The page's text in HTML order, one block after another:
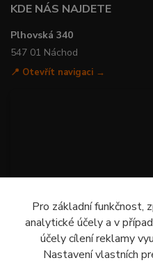
KDE NÁS NAJDETE
Plhovská 340
547 01 Náchod
📍 Otevřít navigaci →
Pro základní funkčnost,
analytické účely a v
účely cílení reklamy
Nastavení vlastních